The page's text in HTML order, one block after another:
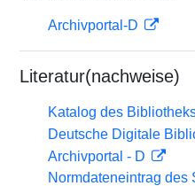
Archivportal-D
Literatur(nachweise)
Katalog des
Deutsche Digitale
Archivportal - D
Normdateneintrag des